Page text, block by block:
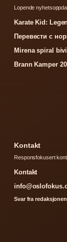
Lopende
Karate Kid:
Перевести с
Mirena spiral
Brann Kamper
Kontakt
Responsfokusert
Kontakt
Svar fra